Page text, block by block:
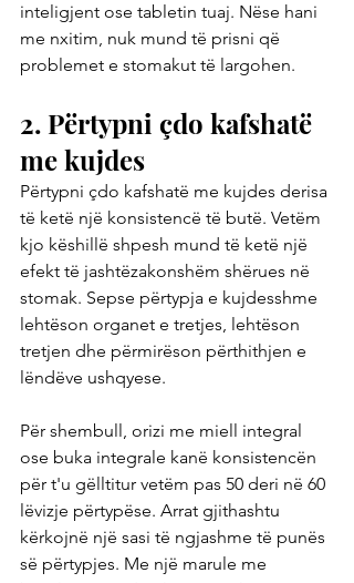
inteligjent ose tabletin tuaj. Nëse hani
me nxitim, nuk mund të prisni që
problemet e stomakut të largohen.
2. Përtypni çdo kafshatë
me kujdes
Përtypni çdo kafshatë me kujdes derisa
të ketë një konsistencë të butë. Vetëm
kjo këshillë shpesh mund të ketë një
efekt të jashtëzakonshëm shërues në
stomak. Sepse përtypja e kujdesshme
lehtëson organet e tretjes, lehtëson
tretjen dhe përmirëson përthithjen e
lëndëve ushqyese.
Për shembull, orizi me miell integral
ose buka integrale kanë konsistencën
për t'u gëlltitur vetëm pas 50 deri në 60
lëvizje përtypëse. Arrat gjithashtu
kërkojnë një sasi të ngjashme të punës
së përtypjes. Me një marule me